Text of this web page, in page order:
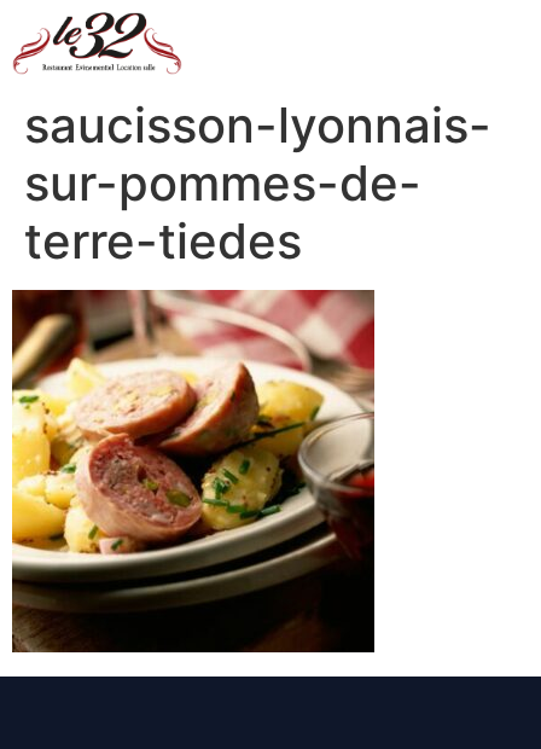
saucisson-lyonnais-
sur-pommes-de-
terre-tiedes